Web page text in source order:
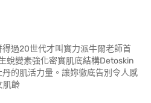
過20世代才叫實力派牛爾老師首
蛻變素強化密實肌底結構Detoskin
的肌活力量。讓妳徹底告別令人感
肌齡